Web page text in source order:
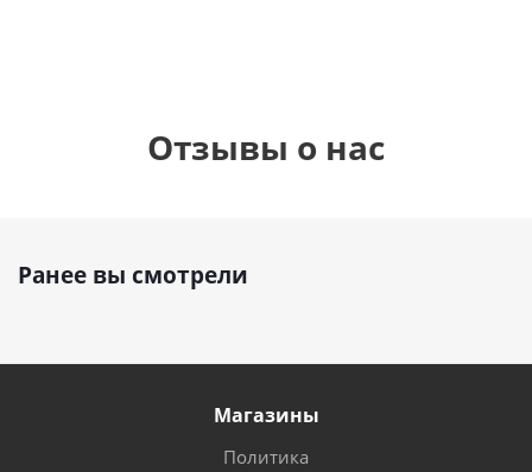
Отзывы о нас
Ранее вы смотрели
Магазины
Политика